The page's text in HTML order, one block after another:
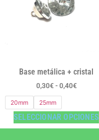
Base metálica + cristal
0,30€ - 0,40€
20mm 25mm
SELECCIONAR OPCIONES